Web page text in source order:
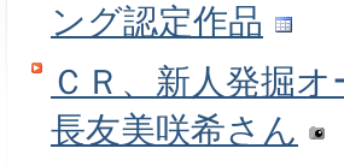
ング認定作品
ＣＲ、新人発掘
長友美咲希さん